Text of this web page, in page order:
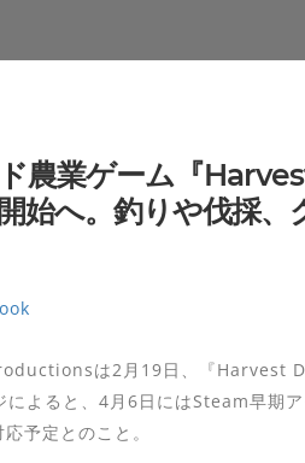
農業ゲーム『
始へ。釣りや伐採
は2月19日、『Harvest
よると、4月6日にはSteam早期
予定とのこと。